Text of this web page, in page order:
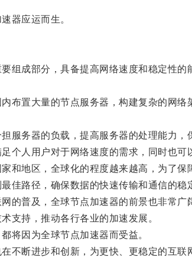
器应运而生。
成部分，具备提高网络速度和稳定性的
置大量的节点服务器，构建复杂的网络
务器的负载，提高服务器的处理能力，
人用户对于网络速度的需求，同时也可
地区，全球化的程度越来越高，为了保
路径，确保数据的快速传输和通信的稳
普及，全球节点加速器的前景也非常广
持，推动各行各业的加速发展。
因为全球节点加速器而受益。
断进步和创新，为更快、更稳定的互联